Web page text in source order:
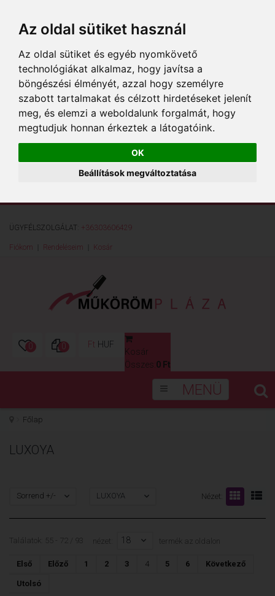
Az oldal sütiket használ
Az oldal sütiket és egyéb nyomkövető
technológiákat alkalmaz, hogy javítsa a
böngészési élményét, azzal hogy személyre
szabott tartalmakat és célzott hirdetéseket jelenít
meg, és elemzi a weboldalunk forgalmát, hogy
megtudjuk honnan érkeztek a látogatóink.
OK
Beállítások megváltoztatása
ÜGYFÉLSZOLGÁLAT: +36303606429
Fiókom Rendeléseim Kosár
0 0 Ft HUF
Kosár
Összes: 0 Ft
MENÜ
Főlap
LUXOYA
Nézet:
Sorrend +/- LUXOYA
Találatok: 55 - 72 / 93 nézet: 18 termék az oldalon
Első Előző 1 2 3 4 5 6 Következő
Utolsó